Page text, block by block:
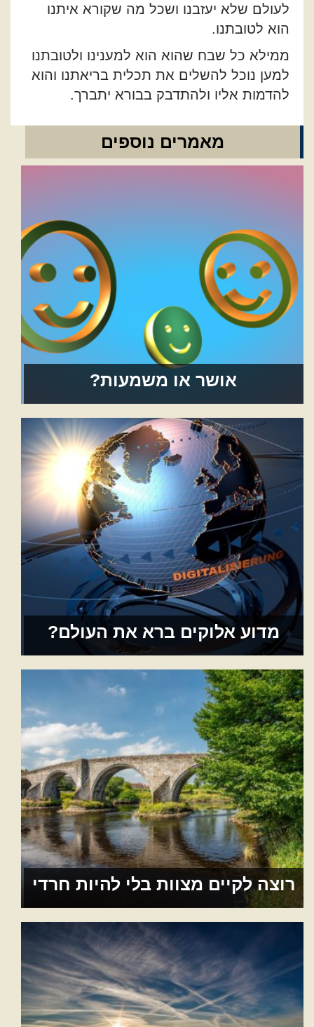
לעולם שלא יעזבנו ושכל מה שקורא איתנו
הוא לטובתנו.
ממילא כל שבח שהוא הוא למענינו ולטובתנו
למען נוכל להשלים את תכלית בריאתנו והוא
להדמות אליו ולהתדבק בבורא יתברך.
מאמרים נוספים
אושר או משמעות?
מדוע אלוקים ברא את העולם?
רוצה לקיים מצוות בלי להיות חרדי